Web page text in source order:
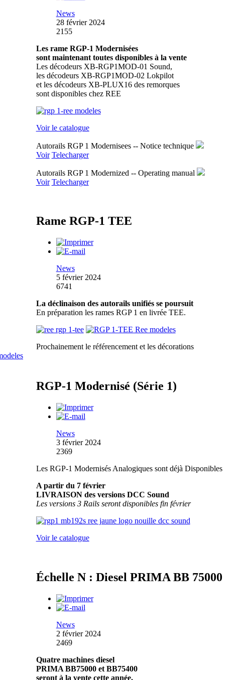
News
28 février 2024
2155
Les rame RGP-1 Modernisées
sont maintenant toutes disponibles à la vente
Les décodeurs XB-RGP1MOD-01 Sound,
les décodeurs XB-RGP1MOD-02 Lokpilot
et les décodeurs XB-PLUX16 des remorques
sont disponibles chez REE
Voir le catalogue
Autorails RGP 1 Modernisees -- Notice technique
Voir Telecharger
Autorails RGP 1 Modernized -- Operating manual
Voir Telecharger
Rame RGP-1 TEE
News
5 février 2024
6741
La déclinaison des autorails unifiés se poursuit
En préparation les rames RGP 1 en livrée TEE.
Prochainement le référencement et les décorations
RGP-1 Modernisé (Série 1)
News
3 février 2024
2369
Les RGP-1 Modernisés Analogiques sont déjà Disponibles
A partir du 7 février
LIVRAISON des versions DCC Sound
Les versions 3 Rails seront disponibles fin février
Voir le catalogue
Échelle N : Diesel PRIMA BB 75000
News
2 février 2024
2469
Quatre machines diesel
PRIMA BB75000 et BB75400
seront à la vente cette année.